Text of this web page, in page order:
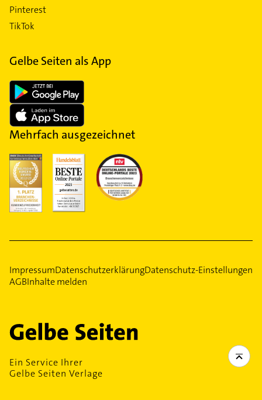
Pinterest
TikTok
Gelbe Seiten als App
Mehrfach ausgezeichnet
ImpressumDatenschutzerklärungDatenschutz-Einstellungen
AGBInhalte melden
Ein Service Ihrer
Gelbe Seiten Verlage